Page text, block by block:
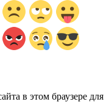
в этом браузере для